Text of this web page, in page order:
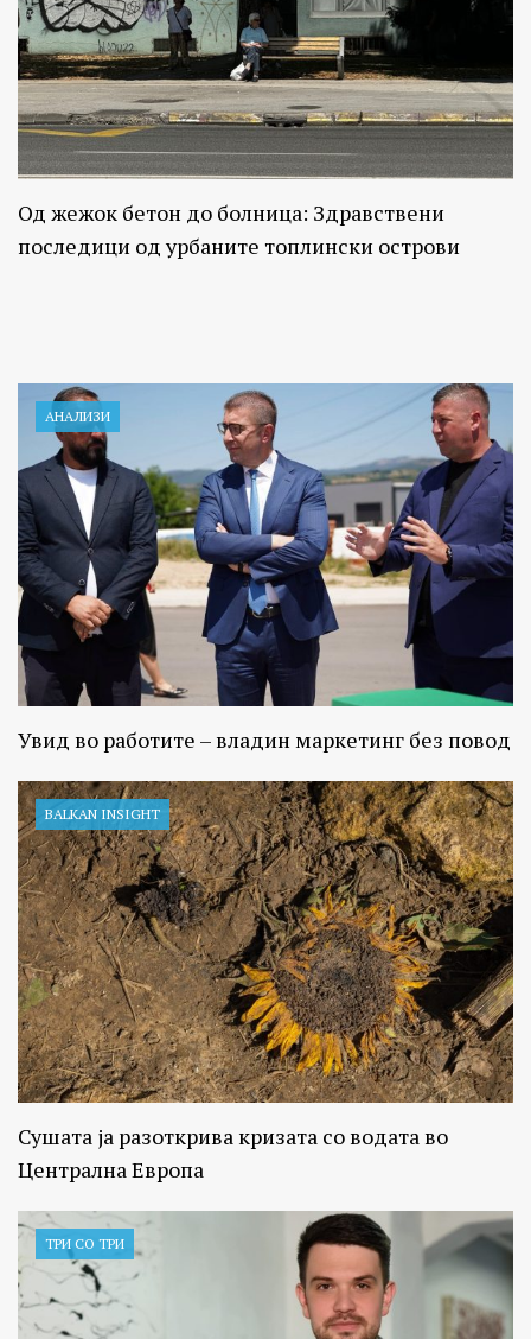
Од жежок бетон до болница: Здравствени
последици од урбаните топлински острови
АНАЛИЗИ
Увид во работите – владин маркетинг без повод
BALKAN INSIGHT
Сушата ја разоткрива кризата со водата во
Централна Европа
ТРИ СО ТРИ